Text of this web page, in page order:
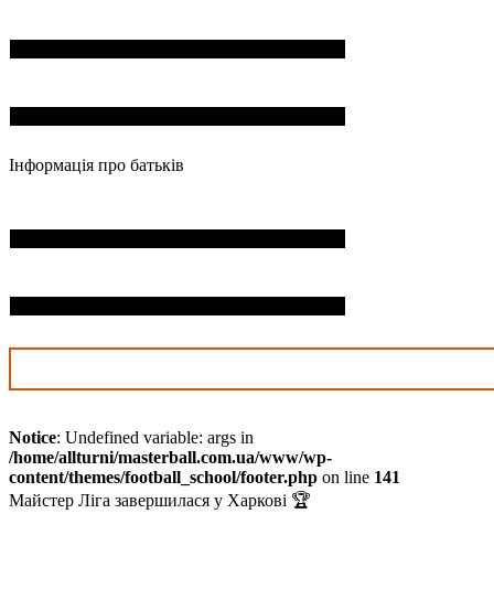
Інформація про батьків
Notice: Undefined variable: args in
/home/allturni/masterball.com.ua/www/wp-
content/themes/football_school/footer.php on line 141
Майстер Ліга завершилася у Харкові 🏆